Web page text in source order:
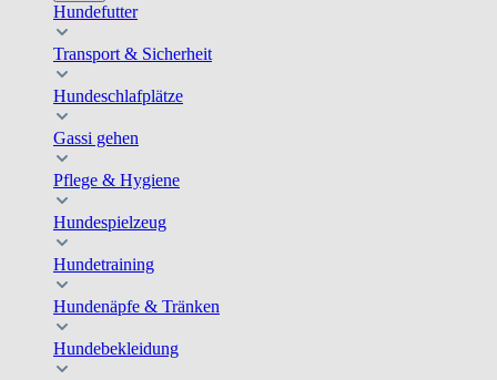
Hundefutter
Transport & Sicherheit
Hundeschlafplätze
Gassi gehen
Pflege & Hygiene
Hundespielzeug
Hundetraining
Hundenäpfe & Tränken
Hundebekleidung